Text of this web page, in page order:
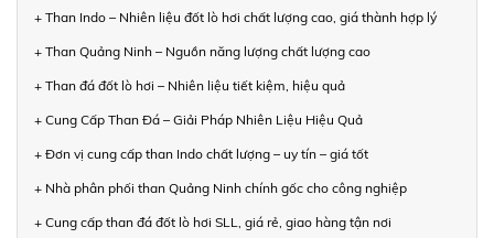
+ Than Indo – Nhiên liệu đốt lò hơi chất lượng cao, giá thành hợp lý
+ Than Quảng Ninh – Nguồn năng lượng chất lượng cao
+ Than đá đốt lò hơi – Nhiên liệu tiết kiệm, hiệu quả
+ Cung Cấp Than Đá – Giải Pháp Nhiên Liệu Hiệu Quả
+ Đơn vị cung cấp than Indo chất lượng – uy tín – giá tốt
+ Nhà phân phối than Quảng Ninh chính gốc cho công nghiệp
+ Cung cấp than đá đốt lò hơi SLL, giá rẻ, giao hàng tận nơi